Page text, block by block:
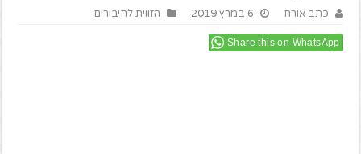
כתב אורח 6 במרץ 2019 הזווית לחיבורים
Share this on WhatsApp